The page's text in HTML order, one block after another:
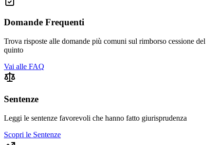
Domande Frequenti
Trova risposte alle domande più comuni sul rimborso cessione del
quinto
Vai alle FAQ
Sentenze
Leggi le sentenze favorevoli che hanno fatto giurisprudenza
Scopri le Sentenze